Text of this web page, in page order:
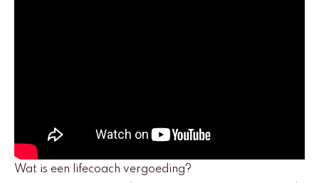
Wat is een lifecoach vergoeding?